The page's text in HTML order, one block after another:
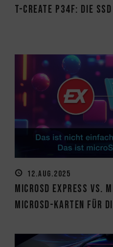
T-CREATE P34F: Die
12.AUG.2025
MicroSD Express vs.
MicroSD-Karten für